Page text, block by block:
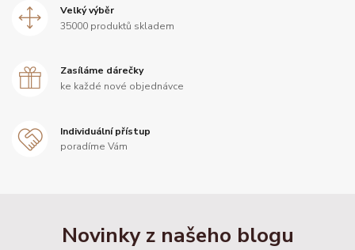
Velký výběr
35000 produktů skladem
Zasíláme dárečky
ke každé nové objednávce
Individuální přístup
poradíme Vám
Novinky z našeho blogu